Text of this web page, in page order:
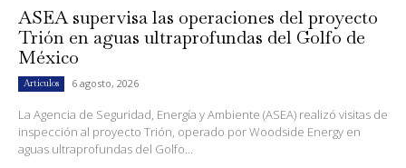
ASEA supervisa las operaciones del proyecto
Trión en aguas ultraprofundas del Golfo de
México
Artículos 6 agosto, 2026
La Agencia de Seguridad, Energía y Ambiente (ASEA) realizó visitas de
inspección al proyecto Trión, operado por Woodside Energy en
aguas ultraprofundas del Golfo...